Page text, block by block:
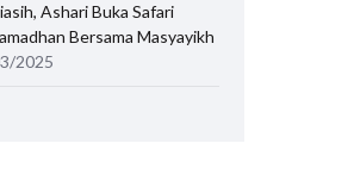
Ashari Buka Safari
Bersama Masyayikh
2025